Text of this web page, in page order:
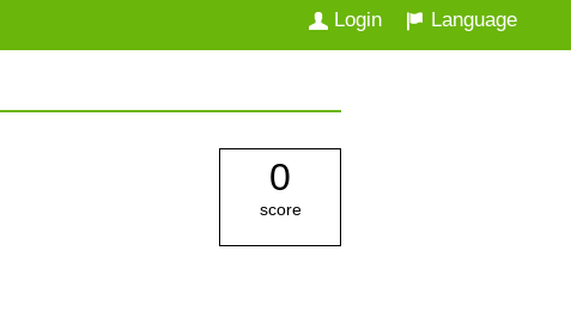
Language
Login
0
score